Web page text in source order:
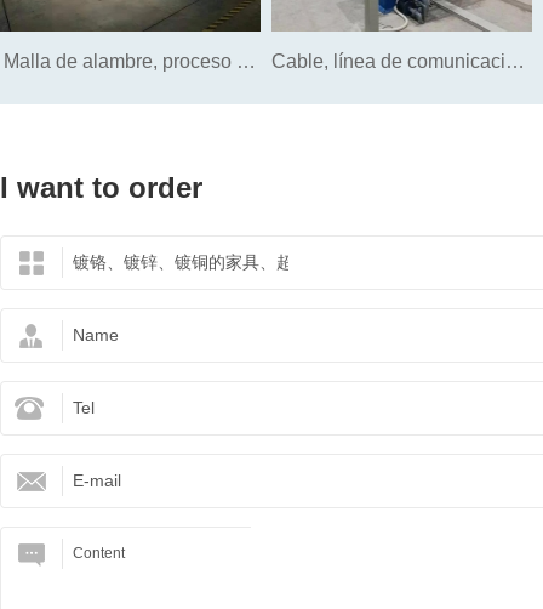
Malla de alambre, proceso de
acero soldado.
Cable, línea de comunicación,
I want to order